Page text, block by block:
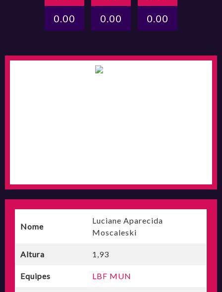
0.00 0.00 0.00
Nome
Luciane Aparecida
Moscaleski
Altura 1,93
Equipes LBF MUN